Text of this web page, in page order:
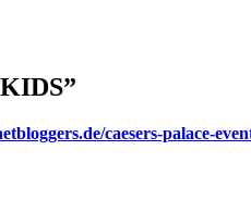
”
caesers-palace-